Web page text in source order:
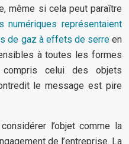
même si cela peut paraître
numériques représentaient
de gaz à effets de serreen
à toutes les formes
compris celui des objets
le message est pire
l’objet comme la
de l’entreprise. La